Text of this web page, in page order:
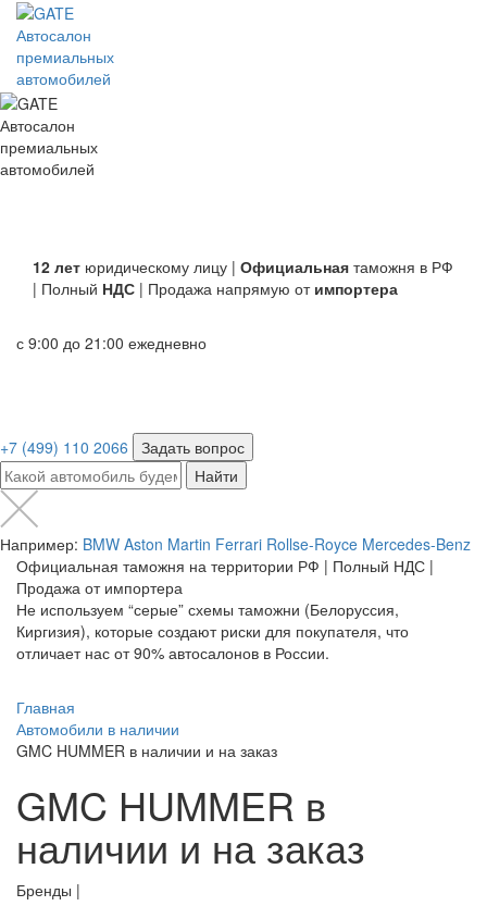
Автосалон
премиальных
автомобилей
Автосалон
премиальных
автомобилей
12 лет юридическому лицу | Официальная таможня в РФ
| Полный НДС | Продажа напрямую от импортера
с 9:00 до 21:00 ежедневно
+7 (499) 110 2066
Задать вопрос
Найти
Например: BMW Aston Martin Ferrari Rollse-Royce Mercedes-Benz
Официальная таможня на территории РФ | Полный НДС |
Продажа от импортера
Не используем “серые” схемы таможни (Белоруссия,
Киргизия), которые создают риски для покупателя, что
отличает нас от 90% автосалонов в России.
Главная
Автомобили в наличии
GMC HUMMER в наличии и на заказ
GMC HUMMER в
наличии и на заказ
Бренды |